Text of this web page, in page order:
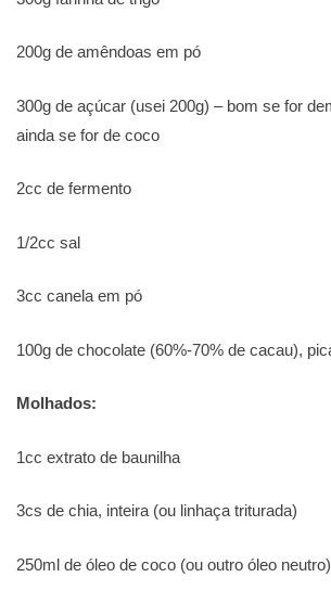
200g de amêndoas em pó
300g de açúcar (usei 200g) – bom se for
ainda se for de coco
2cc de fermento
1/2cc sal
3cc canela em pó
100g de chocolate (60%-70% de cacau),
Molhados:
1cc extrato de baunilha
3cs de chia, inteira (ou linhaça triturada)
250ml de óleo de coco (ou outro óleo